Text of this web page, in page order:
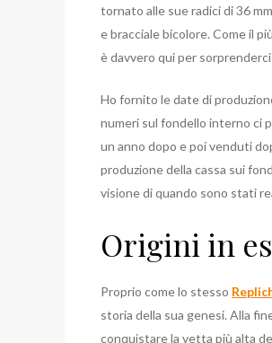
tornato alle sue radici di 36
e bracciale bicolore. Come il
è davvero qui per
Ho fornito le date di
numeri sul fondello interno ci
un anno dopo e poi venduti
produzione della cassa sui
visione di quando sono stati
Origini in
Proprio come lo stesso
storia della sua genesi. Alla
conquistare la vetta più alta